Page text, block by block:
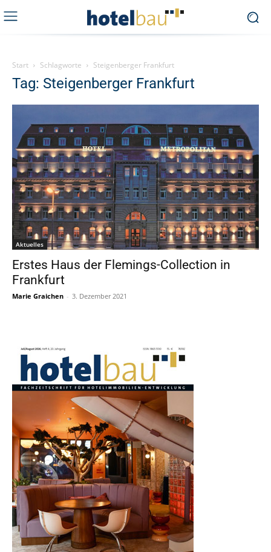
Start Schlagworte Steigenberger Frankfurt
Tag: Steigenberger Frankfurt
Aktuelles
Erstes Haus der Flemings-Collection in
Frankfurt
Marie Graichen - 3. Dezember 2021